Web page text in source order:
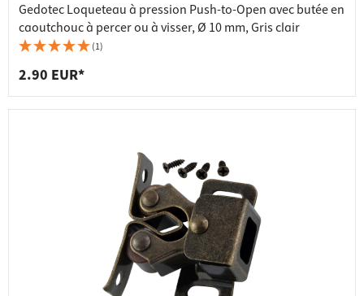
Gedotec Loqueteau à pression Push-to-Open avec butée en
caoutchouc à percer ou à visser, Ø 10 mm, Gris clair
(1)
2.90 EUR*